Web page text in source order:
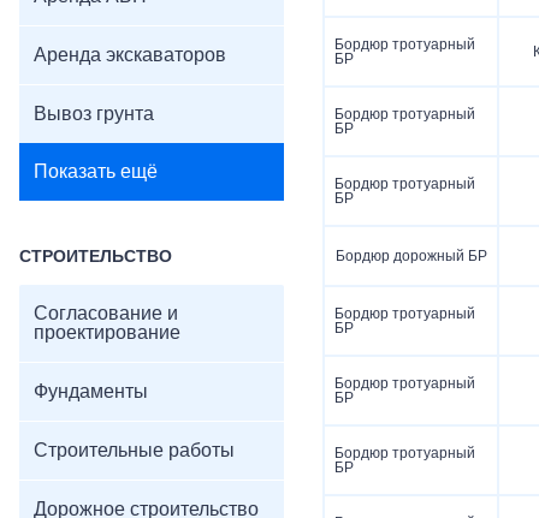
Аренда экскаваторов
Вывоз грунта
Показать ещё
СТРОИТЕЛЬСТВО
Согласование и
проектирование
Фундаменты
Строительные работы
Дорожное строительство
Бордюр тротуарный
БР
Бордюр тротуарный
БР
Бордюр тротуарный
БР
Бордюр дорожный БР
Бордюр тротуарный
БР
Бордюр тротуарный
БР
Бордюр тротуарный
БР